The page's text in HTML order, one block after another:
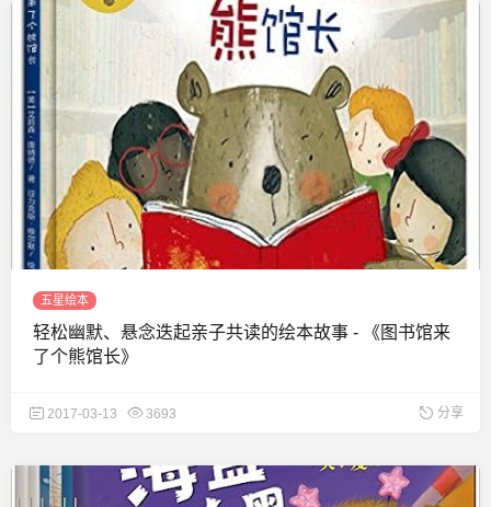
五星绘本
轻松幽默、悬念迭起亲子共读的绘本故事 - 《图书馆来
了个熊馆长》
2017-03-13 3693 分享